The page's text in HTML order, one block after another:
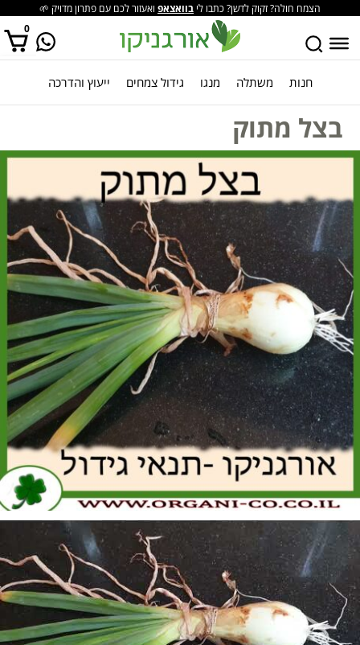
הצמח חולה? זקוק לדשן? כתבו לי בוואצאפ ואעזור לכם עם פתרון מדויק 🌱
0
אין מוצרים בסל הקניות. חנות משתלה מנגו גידול צמחים ייעוץ והדרכה
בצל מתוק